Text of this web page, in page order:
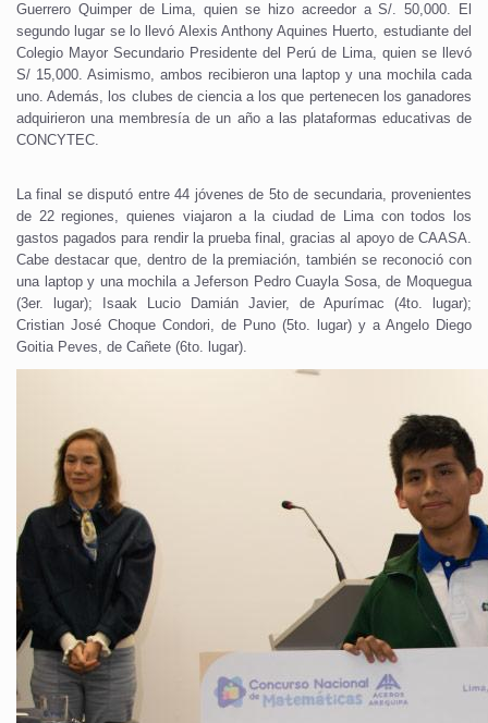
Guerrero Quimper de Lima, quien se hizo acreedor a S/. 50,000. El
segundo lugar se lo llevó Alexis Anthony Aquines Huerto, estudiante del
Colegio Mayor Secundario Presidente del Perú de Lima, quien se llevó
S/ 15,000. Asimismo, ambos recibieron una laptop y una mochila cada
uno. Además, los clubes de ciencia a los que pertenecen los ganadores
adquirieron una membresía de un año a las plataformas educativas de
CONCYTEC.
La final se disputó entre 44 jóvenes de 5to de secundaria, provenientes
de 22 regiones, quienes viajaron a la ciudad de Lima con todos los
gastos pagados para rendir la prueba final, gracias al apoyo de CAASA.
Cabe destacar que, dentro de la premiación, también se reconoció con
una laptop y una mochila a Jeferson Pedro Cuayla Sosa, de Moquegua
(3er. lugar); Isaak Lucio Damián Javier, de Apurímac (4to. lugar);
Cristian José Choque Condori, de Puno (5to. lugar) y a Angelo Diego
Goitia Peves, de Cañete (6to. lugar).